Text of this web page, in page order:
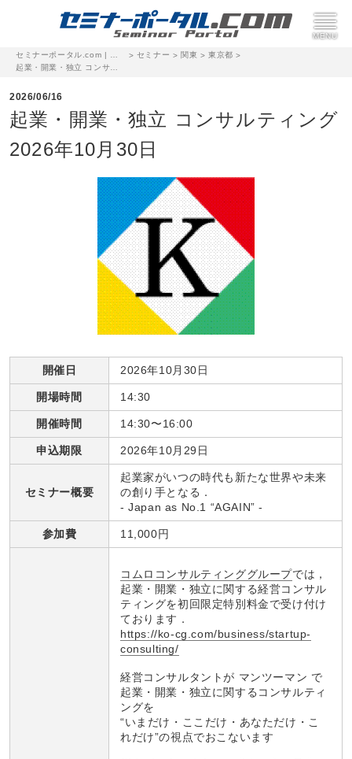
> セミナー > 関東 >東京都 >
2026/06/16
起業・開業・独立 コンサルティング
2026年10月30日
開催日 2026年10月30日
開場時間 14:30
開催時間 14:30〜16:00
申込期限 2026年10月29日
セミナー概要
起業家がいつの時代も新たな世界や未来
の創り手となる．
‐ Japan as No.1 “AGAIN” ‐
参加費 11,000円
コムロコンサルティンググループでは，
起業・開業・独立に関する経営コンサル
ティングを初回限定特別料金で受け付け
ております．
https://ko-cg.com/business/startup-
consulting/
経営コンサルタントが マンツーマン で
起業・開業・独立に関するコンサルティ
ングを
“いまだけ・ここだけ・あなただけ・こ
れだけ”の視点でおこないます